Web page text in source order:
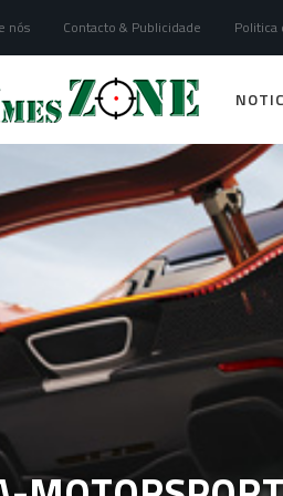
nós Contacto & Publicidade Politica